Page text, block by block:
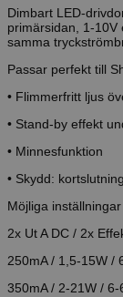
Dimbart LED-
primärsidan, 1-10V
samma
Passar perfekt till
• Flimmerfritt ljus
• Stand-by effekt
• Minnesfunktion
• Skydd:
Möjliga inställningar
2x Ut A DC / 2x
250mA / 1,5-15W /
350mA / 2-21W / 6-